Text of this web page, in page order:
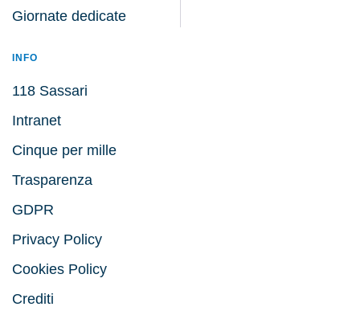
Giornate dedicate
INFO
118 Sassari
Intranet
Cinque per mille
Trasparenza
GDPR
Privacy Policy
Cookies Policy
Crediti